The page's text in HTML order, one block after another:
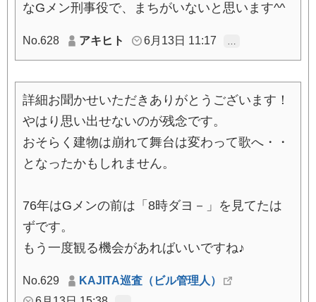
なGメン刑事役で、まちがいないと思います^^
No.628 アキヒト 6月13日 11:17
詳細お聞かせいただきありがとうございます！
やはり思い出せないのが残念です。
おそらく建物は崩れて舞台は変わって歌へ・・
となったかもしれません。
76年はGメンの前は「8時ダヨ－」を見てたは
ずです。
もう一度観る機会があればいいですね♪
No.629
KAJITA巡査（ビル管理人）